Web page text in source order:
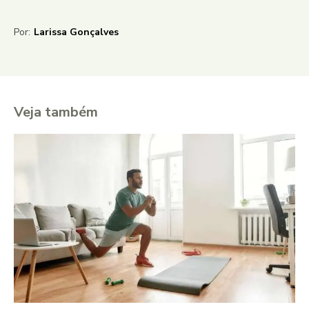
Por: Larissa Gonçalves
Veja também